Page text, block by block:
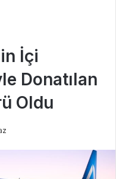
İçi
Donatılan
Oldu